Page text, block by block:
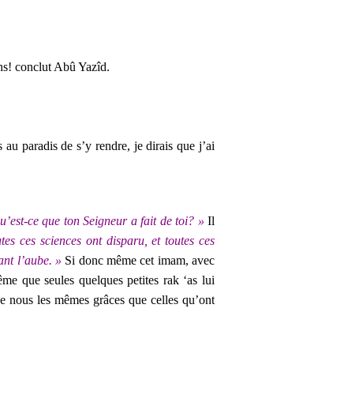
conclut Abû Yazîd.
paradis de s’y rendre, je dirais que j’ai
ce que ton Seigneur a fait de toi? » Il
ces sciences ont disparu, et toutes ces
l’aube. » Si donc même cet imam, avec
que seules quelques petites rak ‘as lui
les mêmes grâces que celles qu’ont